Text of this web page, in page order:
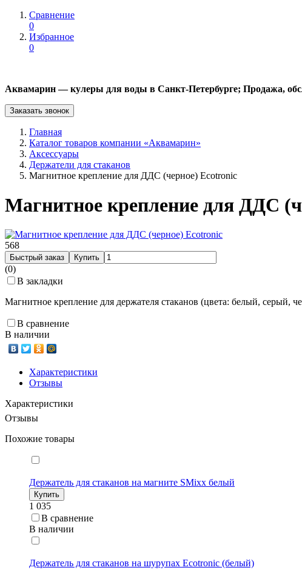
Сравнение
0
Избранное
0
Аквамарин — кулеры для воды в Санкт-Петербурге; Продажа,
Заказать звонок
Главная
Каталог товаров компании «Аквамарин»
Аксессуары
Держатели для стаканов
Магнитное крепление для ДДС (черное) Ecotronic
Магнитное крепление для ДДС
568
Быстрый заказ Купить
(0)
В закладки
Магнитное крепление для держателя стаканов (цвета: белый, серый,
В сравнение
В наличии
Характеристики
Отзывы
Характеристики
Отзывы
Похожие товары
Держатель для стаканов на магните SMixx белый
Купить
1 035
В сравнение
В наличии
Держатель для стаканов на шурупах Ecotronic (белый)